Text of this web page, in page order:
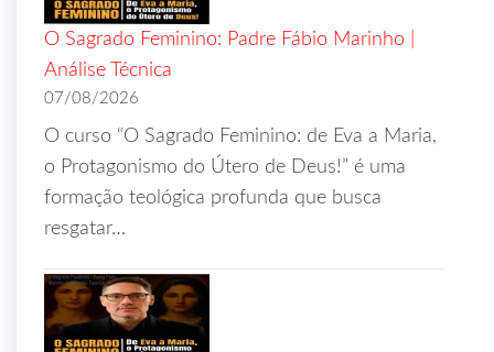
O Sagrado Feminino: Padre Fábio Marinho |
Análise Técnica
07/08/2026
O curso “O Sagrado Feminino: de Eva a Maria,
o Protagonismo do Útero de Deus!” é uma
formação teológica profunda que busca
resgatar…